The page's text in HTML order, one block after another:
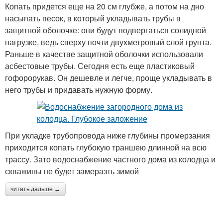
Копать придется еще на 20 см глубже, а потом на дно
насыпать песок, в который укладывать трубы в
защитной оболочке: они будут подвергаться солидной
нагрузке, ведь сверху почти двухметровый слой грунта.
Раньше в качестве защитной оболочки использовали
асбестовые трубы. Сегодня есть еще пластиковый
гофорорукав. Он дешевле и легче, проще укладывать в
него трубы и придавать нужную форму.
При укладке трубопровода ниже глубины промерзания
приходится копать глубокую траншею длинной на всю
трассу. Зато водоснабжение частного дома из колодца и
скважины не будет замеразть зимой
читать дальше →